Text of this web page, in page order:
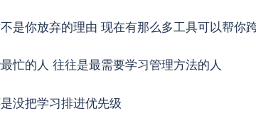
是你放弃的理由 现在有那么多工具可以帮你
忙的人 往往是最需要学习管理方法的人
没把学习排进优先级